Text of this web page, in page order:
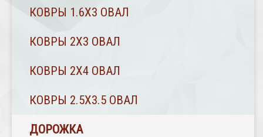
КОВРЫ 1.6Х3 ОВАЛ
КОВРЫ 2X3 ОВАЛ
КОВРЫ 2Х4 ОВАЛ
КОВРЫ 2.5Х3.5 ОВАЛ
ДОРОЖКА